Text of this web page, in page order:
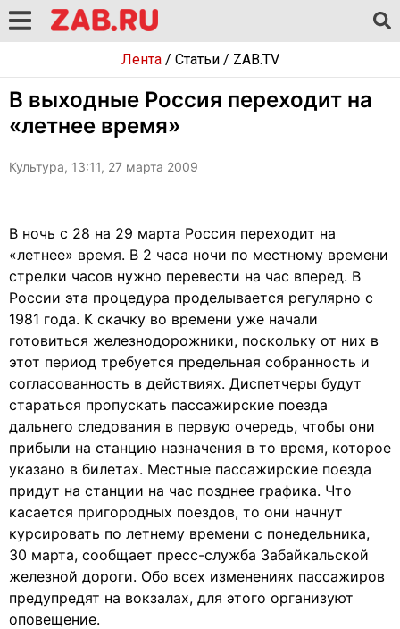
Лента/ Статьи/ ZAB.TV
В выходные Россия переходит на
«летнее время»
Культура, 13:11, 27 марта 2009
В ночь с 28 на 29 марта Россия переходит на
«летнее» время. В 2 часа ночи по местному времени
стрелки часов нужно перевести на час вперед. В
России эта процедура проделывается регулярно с
1981 года. К скачку во времени уже начали
готовиться железнодорожники, поскольку от них в
этот период требуется предельная собранность и
согласованность в действиях. Диспетчеры будут
стараться пропускать пассажирские поезда
дальнего следования в первую очередь, чтобы они
прибыли на станцию назначения в то время, которое
указано в билетах. Местные пассажирские поезда
придут на станции на час позднее графика. Что
касается пригородных поездов, то они начнут
курсировать по летнему времени с понедельника,
30 марта, сообщает пресс-служба Забайкальской
железной дороги. Обо всех изменениях пассажиров
предупредят на вокзалах, для этого организуют
оповещение.